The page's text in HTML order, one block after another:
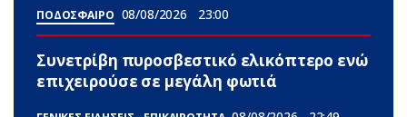
ΠΟΔΟΣΦΑΙΡΟ 08/08/2026 23:00
Συνετρίβη πυροσβεστικό ελικόπτερο ενώ
επιχειρούσε σε μεγάλη φωτιά